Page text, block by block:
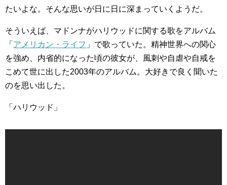
たいよな。そんな思いが日に日に深まっていくようだ。
そういえば、マドンナがハリウッドに関する歌をアルバム
「 アメリカン・ライフ 」で歌っていた。精神世界への関心
を強め、内省的になった頃の彼女が、風刺や自虐や自戒を
こめて世に出した2003年のアルバム。大好きで良く聞いた
のを思い出した。
「ハリウッド」